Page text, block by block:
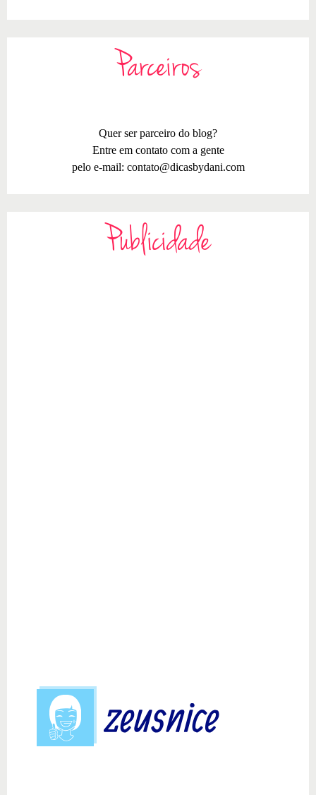
Parceiros
Quer ser parceiro do blog?
Entre em contato com a gente
pelo e-mail: contato@dicasbydani.com
Publicidade